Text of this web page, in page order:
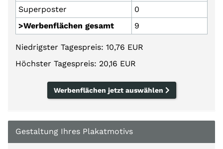
Superposter
0
>Werbenflächen gesamt
9
Niedrigster Tagespreis: 10,76 EUR
Höchster Tagespreis: 20,16 EUR
Werbenflächen jetzt auswählen
Gestaltung Ihres Plakatmotivs